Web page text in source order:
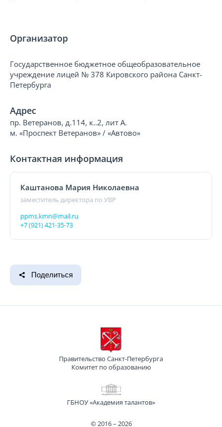
Организатор
Государственное бюджетное общеобразовательное
учреждение лицей № 378 Кировского района Санкт-
Петербурга
Адрес
пр. Ветеранов, д.114, к..2, лит А.
м. «Проспект Ветеранов» / «Автово»
Контактная информация
Каштанова Мария Николаевна
заместитель директора по УВР
ppms.kmn@mail.ru
+7 (921) 421-35-73
Поделиться
Правительство Санкт-Петербурга
Комитет по образованию
ГБНОУ «Академия талантов»
© 2016 – 2026